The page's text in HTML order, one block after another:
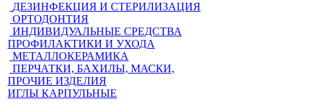
ДЕЗИНФЕКЦИЯ И СТЕРИЛИЗАЦИЯ
ОРТОДОНТИЯ
ИНДИВИДУАЛЬНЫЕ СРЕДСТВА
ПРОФИЛАКТИКИ И УХОДА
МЕТАЛЛОКЕРАМИКА
ПЕРЧАТКИ, БАХИЛЫ, МАСКИ,
ПРОЧИЕ ИЗДЕЛИЯ
ИГЛЫ КАРПУЛЬНЫЕ